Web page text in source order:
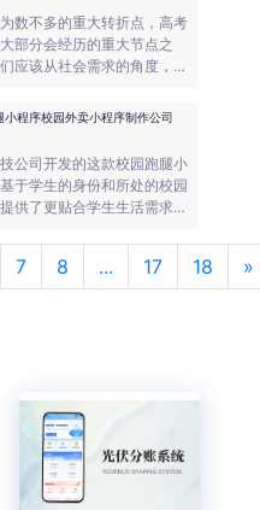
高企事业的工作效率、加强团
所以对于定制开发一套内部
系统，我们是非常支持的。
数不多的重大转折点，高考
部分会经历的重大节点之
应该从社会需求的角度，从
推自己的志愿填报选择。
小程序校园外卖小程序制作公司
公司开发的这款校园跑腿小
于学生的身份和所处的校园
供了更贴合学生生活需求的
学生可以花更多的时间，做
学业。
7 8 ... 17 18 »